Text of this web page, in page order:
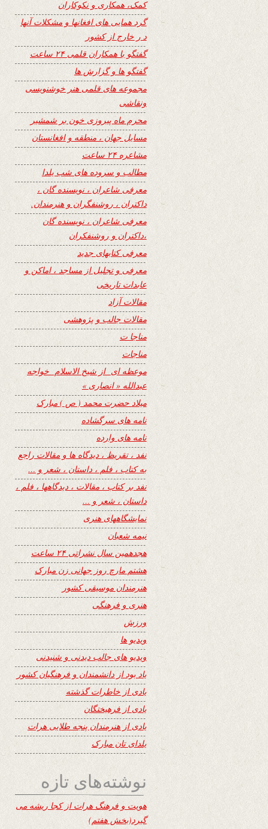
کمک، همکاری و نکوکاران
گرد همایی های افغانها و مشکلات آنها
د ر خارج از کشور
گفتگو با همکاران قلمی ۲۴ ساعت
گفتگو ها و گزارش ها
مجموعه های قلمی هنر خوشنویسی
ونقاشی
محرم ماه پیروزی خون بر شمشیر
مسایل جهان ، منطقه و افغانستان
مشاعره ۲۴ ساعت
مطالب و سروده های شب یلدا
معرفی شاعران ، نویسنده گان ،
داکتران ، روشنفگران و هنرمندان.
معرفی شاعران ، نویسنده گان
،داکتران و روشنفکران
معرفی کتابهای جدید
معرفی و تجلیل از مساجد ، اماکن و
عابدات تاریخی
مقالات آزاد
مقالات جالب و پژوهشی
مناجا ت
مناجات
موعظه ای از شیخ الاسلام خواجه
عبدالله « انصاری »
میلاد حضرت محمد ( ص ) مبارک
نامه های سرگشاده
نامه های وارده
نفد ، تقریظ ، دیدگاه ها و مقالات راجع
به کتاب ، فلم ، داستان ، شعر و …
نفد بر کتاب ، مقالات ، دیدگاهها ، فلم ،
داستان ، شعر و …
نمایشگاههای هنری
نیمه شعبان
هجدهمین سال نشراتی ۲۴ ساعت
هشتم مارچ روز جهانی زن مبارک
هنرمندان موسیقی کشور
هنری و فرهنگی
ورزش
ویدیو ها
ویدیو های جالب دیدنی و شنیدنی
یاد بود از دانشمندان و فرهنگیان کشور
یادی از خاطرات گذشته
یادی از فرهیختگان
یادی از هنرمندان پنجه طلایی هرات
یلدای تان مبارک
نوشته‌های تازه
هویت و فرهنگ هرات از کجا ریشه می
گیرد(بخش هفتم)